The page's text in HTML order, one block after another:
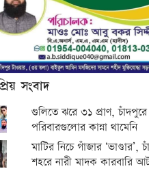
সংবাদ
গুলিতে ঝরে ৩১ প্রাণ,
পরিবারগুলোর কান্না থামেনি
মাটির নিচে গাঁজার ‘ভাণ্ডার’,
শহরে নারী মাদক কারবারি